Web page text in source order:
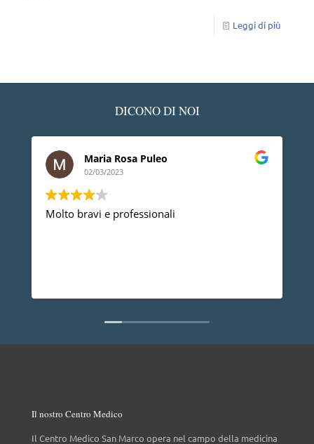
Leggi di più
DICONO DI NOI
Maria Rosa Puleo
02/03/2023
Molto bravi e professionali
Il nostro Centro Medico
Il Centro Medico San Marco opera nel campo della medicina